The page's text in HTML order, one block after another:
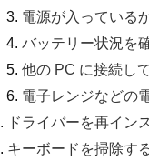
電源が入っている
バッテリー状況を
他の PC に接続し
電子レンジなどの
ドライバーを再イン
キーボードを掃除す